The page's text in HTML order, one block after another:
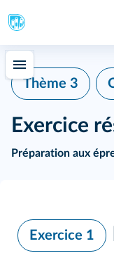
Thème 3
Exercice
Préparation aux
Exercice 1